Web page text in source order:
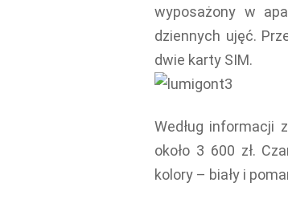
wyposażony w
dziennych ujęć.
dwie karty SIM.
Według informacji
około 3 600 zł.
kolory – biały i